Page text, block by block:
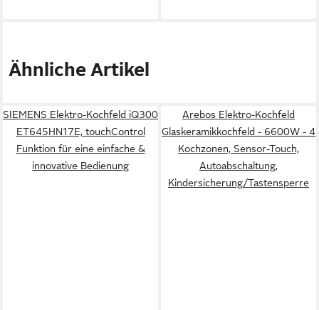
Ähnliche Artikel
SIEMENS Elektro-Kochfeld iQ300
ET645HN17E, touchControl
Funktion für eine einfache &
innovative Bedienung
Arebos Elektro-Kochfeld
Glaskeramikkochfeld - 6600W - 4
Kochzonen, Sensor-Touch,
Autoabschaltung,
Kindersicherung/Tastensperre